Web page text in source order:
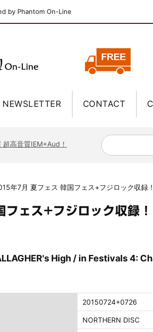
by Phantom On-Line
NEWSLETTER CONTACT
SBD 完全収録！
高音質IEM+Aud！
FHD 完全収録！
公演 FHD 完全収録！
公演 FHD 完全収録！
SBD 完全収録！
高音質AI-SBD！
高音質IEM+Aud！
M.S.G公演 完全収録！
完全収録！
年7月 夏フェス 韓国フェス+フジロック収録！
ェス+フジロック収録！
High / in Festivals 4:
20150724+0726
NORTHERN DISC